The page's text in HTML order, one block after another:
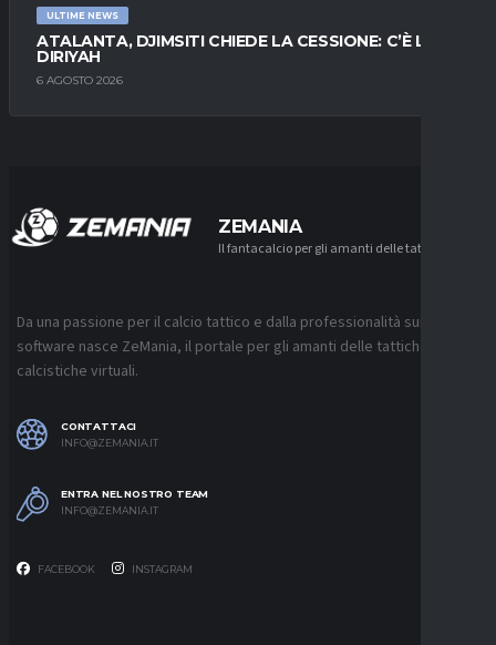
ULTIME NEWS
ATALANTA, DJIMSITI CHIEDE LA CESSIONE: C’È L’AL-
DIRIYAH
6 AGOSTO 2026
ZEMANIA
Il fantacalcio per gli amanti delle tattiche
Da una passione per il calcio tattico e dalla professionalità sui
software nasce ZeMania, il portale per gli amanti delle tattiche
calcistiche virtuali.
CONTATTACI
INFO@ZEMANIA.IT
ENTRA NEL NOSTRO TEAM
INFO@ZEMANIA.IT
FACEBOOK INSTAGRAM